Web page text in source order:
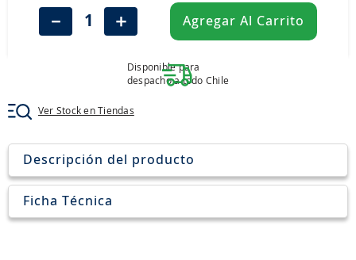
＋
－ Agregar Al Carrito
Disponible para
despacho a todo Chile
Ver Stock en Tiendas
Descripción del producto
Ficha Técnica
aceite
255